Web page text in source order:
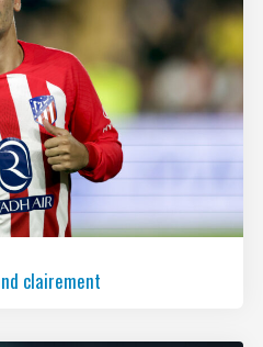
clairement